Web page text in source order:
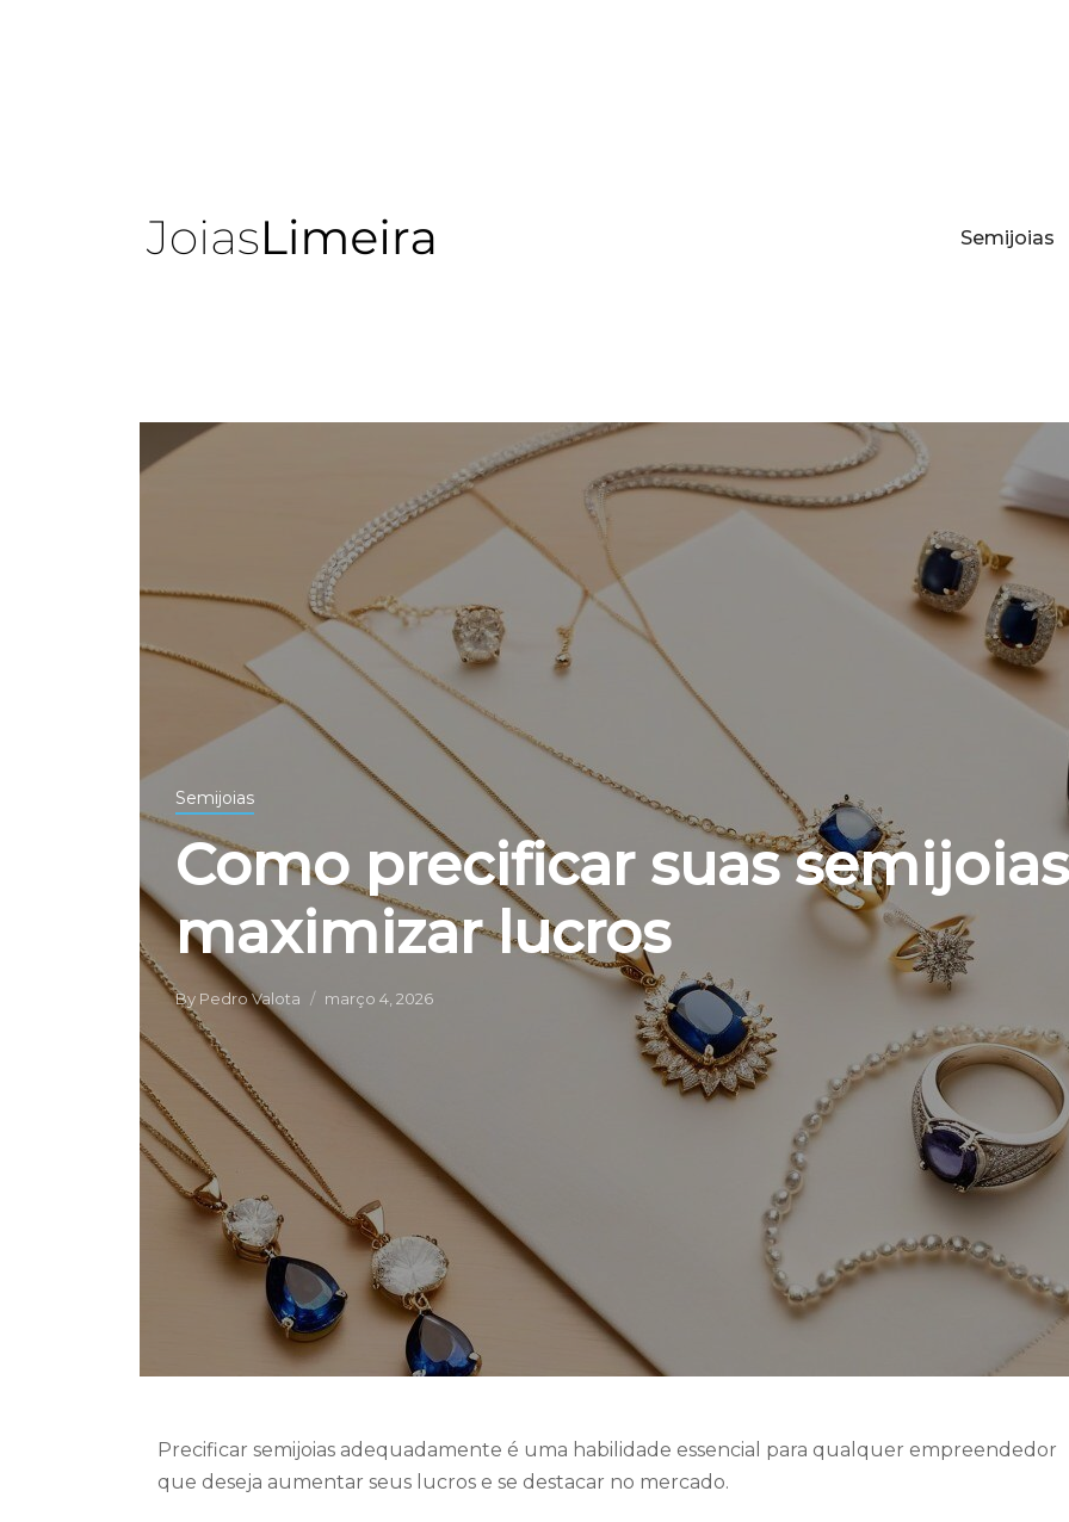
Semijoias
Semijoias
Como precificar suas
maximizar lucros
By Pedro Valota março 4, 2026
Precificar semijoias adequadamente é uma habilidade essencial para qualquer empreendedor
que deseja aumentar seus lucros e se destacar no mercado.